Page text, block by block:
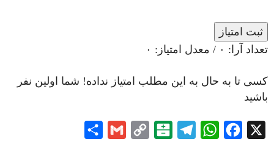
ثبت امتیاز
تعداد آرا: ۰ / معدل امتیاز: ۰
کسی تا به حال به این مطلب امتیاز نداده! شما اولین نفر
باشید
X
Facebook
WhatsApp
Telegram
Balatarin
Copy
Gmail